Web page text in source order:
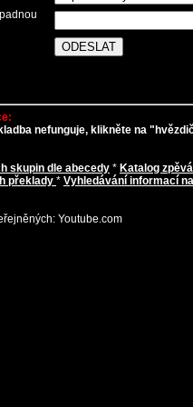
nefunguje, klikněte na
skupin dle abecedy * Katalog
překlady * Vyhledávání informací
Youtube.com